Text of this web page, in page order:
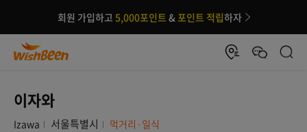
회원 가입하고 5,000포인트 &포인트 적립하자
이자와
Izawa 서울특별시
먹거리·일식